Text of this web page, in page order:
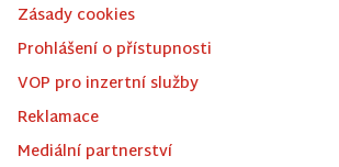
Zásady cookies
Prohlášení o přístupnosti
VOP pro inzertní služby
Reklamace
Mediální partnerství